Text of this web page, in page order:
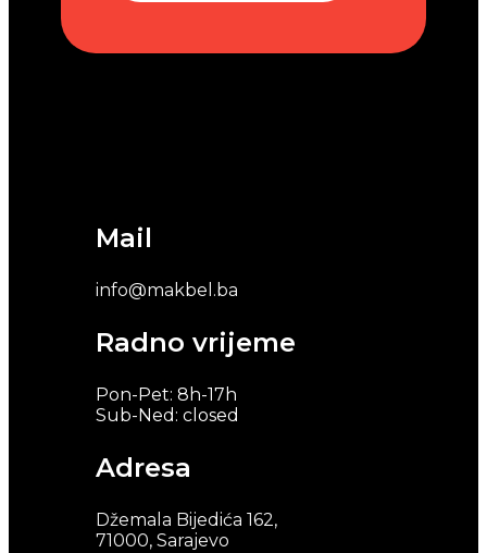
Mail
info@makbel.ba
Radno vrijeme
Pon-Pet: 8h-17h
Sub-Ned: closed
Adresa
Džemala Bijedića 162,
71000, Sarajevo